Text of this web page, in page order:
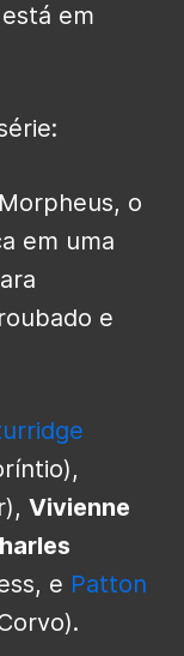
em
o
em uma
e
Vivienne
e Patton